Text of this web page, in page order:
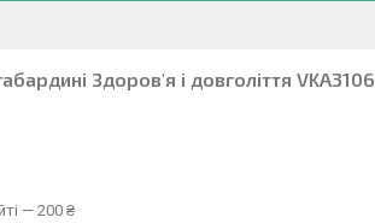
Здоров'я і довголіття VKA3106
— 200 ₴